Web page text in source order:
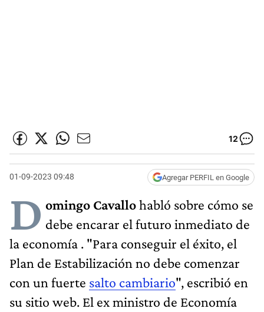
12
01-09-2023 09:48 Agregar PERFIL en Google
D omingo Cavallohabló sobre cómo se
debe encarar el futuro inmediato de
la economía . "Para conseguir el éxito, el
Plan de Estabilización no debe comenzar
con un fuerte salto cambiario", escribió en
su sitio web. El ex ministro de Economía